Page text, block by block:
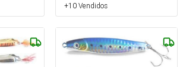
+10 Vendidos